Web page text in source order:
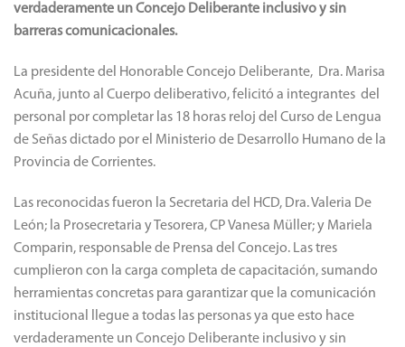
verdaderamente un Concejo Deliberante inclusivo y sin
barreras comunicacionales.
La presidente del Honorable Concejo Deliberante, Dra. Marisa
Acuña, junto al Cuerpo deliberativo, felicitó a integrantes del
personal por completar las 18 horas reloj del Curso de Lengua
de Señas dictado por el Ministerio de Desarrollo Humano de la
Provincia de Corrientes.
Las reconocidas fueron la Secretaria del HCD, Dra. Valeria De
León; la Prosecretaria y Tesorera, CP Vanesa Müller; y Mariela
Comparin, responsable de Prensa del Concejo. Las tres
cumplieron con la carga completa de capacitación, sumando
herramientas concretas para garantizar que la comunicación
institucional llegue a todas las personas ya que esto hace
verdaderamente un Concejo Deliberante inclusivo y sin